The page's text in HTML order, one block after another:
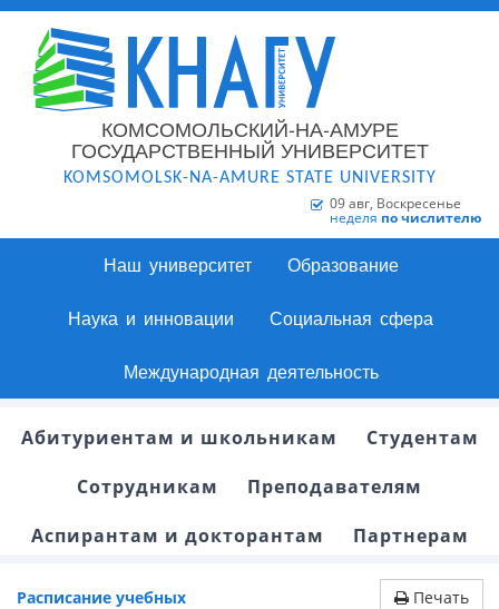
КОМСОМОЛЬСКИЙ-НА-АМУРЕ
ГОСУДАРСТВЕННЫЙ УНИВЕРСИТЕТ
KOMSOMOLSK-NA-AMURE STATE UNIVERSITY
09 авг, Воскресенье
неделя по числителю
Наш университет Образование
Наука и инновации Социальная сфера
Международная деятельность
Абитуриентам и школьникам
Студентам
Сотрудникам
Преподавателям
Аспирантам и докторантам
Партнерам
Расписание учебных
Печать